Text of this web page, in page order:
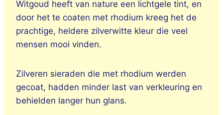
Witgoud heeft van nature een lichtgele tint, en
door het te coaten met rhodium kreeg het de
prachtige, heldere zilverwitte kleur die veel
mensen mooi vinden.
Zilveren sieraden die met rhodium werden
gecoat, hadden minder last van verkleuring en
behielden langer hun glans.